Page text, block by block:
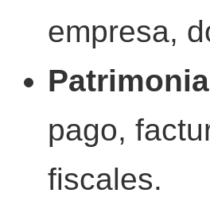
empresa,
pago,
fiscales.